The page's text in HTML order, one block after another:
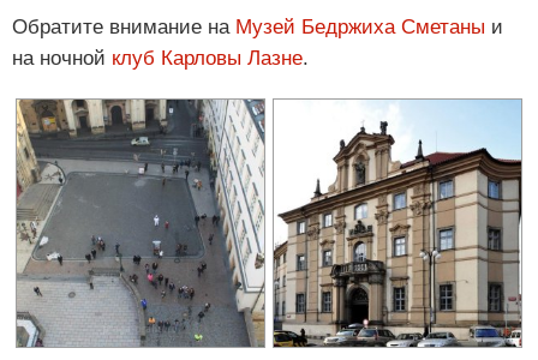
Обратите внимание на Музей Бедржиха Сметаны и
на ночной клуб Карловы Лазне.